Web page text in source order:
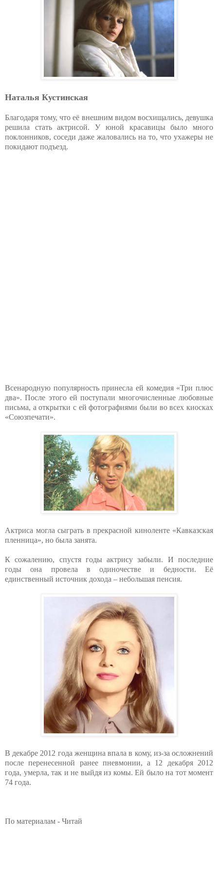
Наталья Кустинская
Благодаря тому, что её внешним видом восхищались, девушка
решила стать актрисой. У юной красавицы было много
поклонников, соседи даже жаловались на то, что ухажеры не
покидают подъезд.
Всенародную популярность принесла ей комедия «Три плюс
два». После этого ей поступали многочисленные любовные
письма, а открытки с ей фотографиями были во всех киосках
«Союзпечати».
Актриса могла сыграть в прекрасной киноленте «Кавказская
пленница», но была занята.
К сожалению, спустя годы актрису забыли. И последние
годы она провела в одиночестве и бедности. Её
единственный источник дохода – небольшая пенсия.
В декабре 2012 года женщина впала в кому, из-за осложнений
после перенесенной ранее пневмонии, а 12 декабря 2012
года, умерла, так и не выйдя из комы. Ей было на тот момент
74 года.
По материалам - Читай